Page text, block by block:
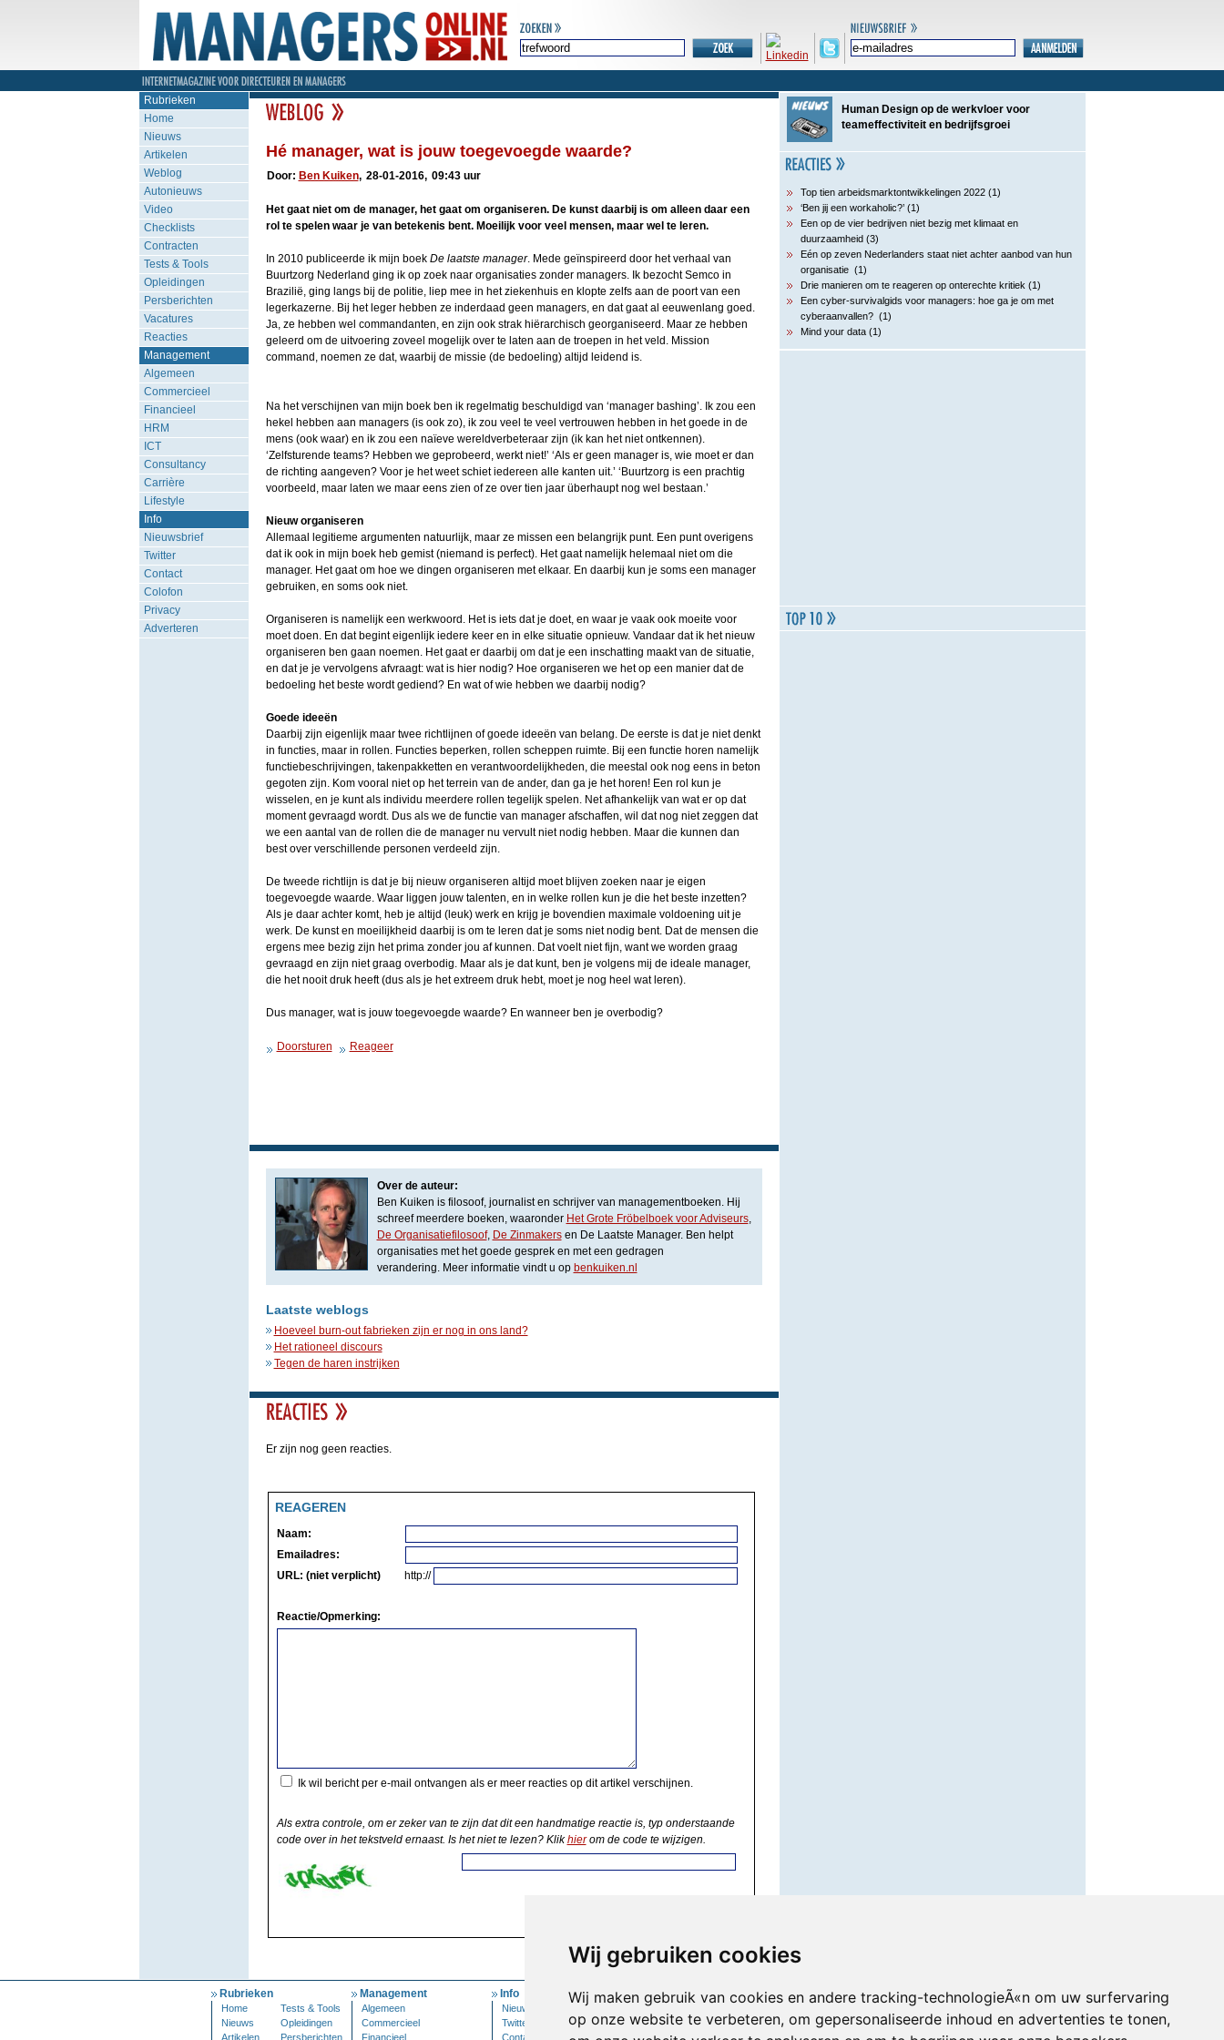
Wij gebruiken cookies
Wij maken gebruik van cookies en andere tracking-technologieÃ«n om uw surfervaring
op onze website te verbeteren, om gepersonaliseerde inhoud en advertenties te tonen,
Rubrieken
Home
Nieuws
Artikelen
Weblog
Autonieuws
Video
Checklists
Contracten
Tests & Tools
Opleidingen
Persberichten
Vacatures
Reacties
Management
Algemeen
Commercieel
Financieel
HRM
ICT
Consultancy
Carrière
Lifestyle
Info
Nieuwsbrief
Twitter
Contact
Colofon
Privacy
Adverteren
Hé manager, wat is jouw toegevoegde waarde?
Door: Ben Kuiken, 28-01-2016, 09:43 uur
Het gaat niet om de manager, het gaat om organiseren. De kunst daarbij is om alleen daar een
rol te spelen waar je van betekenis bent. Moeilijk voor veel mensen, maar wel te leren.
In 2010 publiceerde ik mijn boek De laatste manager. Mede geïnspireerd door het verhaal van
Buurtzorg Nederland ging ik op zoek naar organisaties zonder managers. Ik bezocht Semco in
Brazilië, ging langs bij de politie, liep mee in het ziekenhuis en klopte zelfs aan de poort van een
legerkazerne. Bij het leger hebben ze inderdaad geen managers, en dat gaat al eeuwenlang goed.
Ja, ze hebben wel commandanten, en zijn ook strak hiërarchisch georganiseerd. Maar ze hebben
geleerd om de uitvoering zoveel mogelijk over te laten aan de troepen in het veld. Mission
command, noemen ze dat, waarbij de missie (de bedoeling) altijd leidend is.
Na het verschijnen van mijn boek ben ik regelmatig beschuldigd van ‘manager bashing’. Ik zou een
hekel hebben aan managers (is ook zo), ik zou veel te veel vertrouwen hebben in het goede in de
mens (ook waar) en ik zou een naïeve wereldverbeteraar zijn (ik kan het niet ontkennen).
‘Zelfsturende teams? Hebben we geprobeerd, werkt niet!’ ‘Als er geen manager is, wie moet er dan
de richting aangeven? Voor je het weet schiet iedereen alle kanten uit.’ ‘Buurtzorg is een prachtig
voorbeeld, maar laten we maar eens zien of ze over tien jaar überhaupt nog wel bestaan.’
Nieuw organiseren
Allemaal legitieme argumenten natuurlijk, maar ze missen een belangrijk punt. Een punt overigens
dat ik ook in mijn boek heb gemist (niemand is perfect). Het gaat namelijk helemaal niet om die
manager. Het gaat om hoe we dingen organiseren met elkaar. En daarbij kun je soms een manager
gebruiken, en soms ook niet.
Organiseren is namelijk een werkwoord. Het is iets dat je doet, en waar je vaak ook moeite voor
moet doen. En dat begint eigenlijk iedere keer en in elke situatie opnieuw. Vandaar dat ik het nieuw
organiseren ben gaan noemen. Het gaat er daarbij om dat je een inschatting maakt van de situatie,
en dat je je vervolgens afvraagt: wat is hier nodig? Hoe organiseren we het op een manier dat de
bedoeling het beste wordt gediend? En wat of wie hebben we daarbij nodig?
Goede ideeën
Daarbij zijn eigenlijk maar twee richtlijnen of goede ideeën van belang. De eerste is dat je niet denkt
in functies, maar in rollen. Functies beperken, rollen scheppen ruimte. Bij een functie horen namelijk
functiebeschrijvingen, takenpakketten en verantwoordelijkheden, die meestal ook nog eens in beton
gegoten zijn. Kom vooral niet op het terrein van de ander, dan ga je het horen! Een rol kun je
wisselen, en je kunt als individu meerdere rollen tegelijk spelen. Net afhankelijk van wat er op dat
moment gevraagd wordt. Dus als we de functie van manager afschaffen, wil dat nog niet zeggen dat
we een aantal van de rollen die de manager nu vervult niet nodig hebben. Maar die kunnen dan
best over verschillende personen verdeeld zijn.
De tweede richtlijn is dat je bij nieuw organiseren altijd moet blijven zoeken naar je eigen
toegevoegde waarde. Waar liggen jouw talenten, en in welke rollen kun je die het beste inzetten?
Als je daar achter komt, heb je altijd (leuk) werk en krijg je bovendien maximale voldoening uit je
werk. De kunst en moeilijkheid daarbij is om te leren dat je soms niet nodig bent. Dat de mensen die
ergens mee bezig zijn het prima zonder jou af kunnen. Dat voelt niet fijn, want we worden graag
gevraagd en zijn niet graag overbodig. Maar als je dat kunt, ben je volgens mij de ideale manager,
die het nooit druk heeft (dus als je het extreem druk hebt, moet je nog heel wat leren).
Dus manager, wat is jouw toegevoegde waarde? En wanneer ben je overbodig?
Doorsturen Reageer
Over de auteur:
Ben Kuiken is filosoof, journalist en schrijver van managementboeken. Hij
schreef meerdere boeken, waaronder Het Grote Fröbelboek voor Adviseurs,
De Organisatiefilosoof, De Zinmakersen De Laatste Manager. Ben helpt
organisaties met het goede gesprek en met een gedragen
verandering. Meer informatie vindt u op benkuiken.nl
Laatste weblogs
Hoeveel burn-out fabrieken zijn er nog in ons land?
Het rationeel discours
Tegen de haren instrijken
Er zijn nog geen reacties.
REAGEREN
Naam:
Emailadres:
URL: (niet verplicht)
http://
Reactie/Opmerking:
Ik wil bericht per e-mail ontvangen als er meer reacties op dit artikel verschijnen.
Als extra controle, om er zeker van te zijn dat dit een handmatige reactie is, typ onderstaande
code over in het tekstveld ernaast. Is het niet te lezen? Klikhierom de code te wijzigen.
Human Design op de werkvloer voor
teameffectiviteit en bedrijfsgroei
Top tien arbeidsmarktontwikkelingen 2022 (1)
‘Ben jij een workaholic?’ (1)
Een op de vier bedrijven niet bezig met klimaat en
duurzaamheid (3)
Eén op zeven Nederlanders staat niet achter aanbod van hun
organisatie (1)
Drie manieren om te reageren op onterechte kritiek (1)
Een cyber-survivalgids voor managers: hoe ga je om met
cyberaanvallen? (1)
Mind your data (1)
Rubrieken
Home
Tests & Tools
Nieuws
Opleidingen
Artikelen
Persberichten
Management
Algemeen
Commercieel
Financieel
Info
Nieuwsbrief
Twitter
Contact
Mijn Account
Inloggen